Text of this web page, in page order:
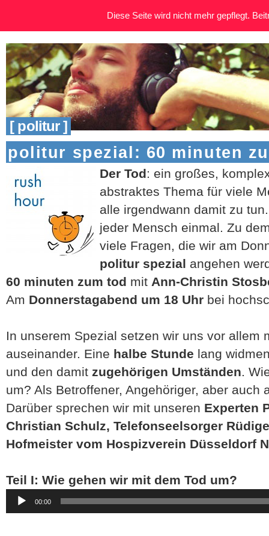
[ politur ]
politur spezial: 60 minuten
Der Tod: ein großes,
abstraktes Thema für viele
alle irgendwann damit zu
jeder Mensch einmal. Zu
viele Fragen, die wir am
politur spezial angehen
60 minuten zum tod mit Ann-Christin
Am Donnerstagabend um 18 Uhr bei
In unserem Spezial setzen wir uns vor allem
auseinander. Eine halbe Stunde lang
und den damit zugehörigen Umständen.
um? Als Betroffener, Angehöriger, aber auch
Darüber sprechen wir mit unseren Experten
Christian Schulz, Telefonseelsorger
Hofmeister vom Hospizverein Düsseldorf
Teil I: Wie gehen wir mit dem Tod um?
Audio-
Player
00:00
Diese Seite wird nicht mehr gepflegt.